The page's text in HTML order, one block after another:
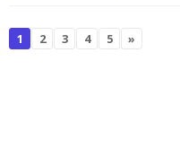
1 2 3 4 5 »